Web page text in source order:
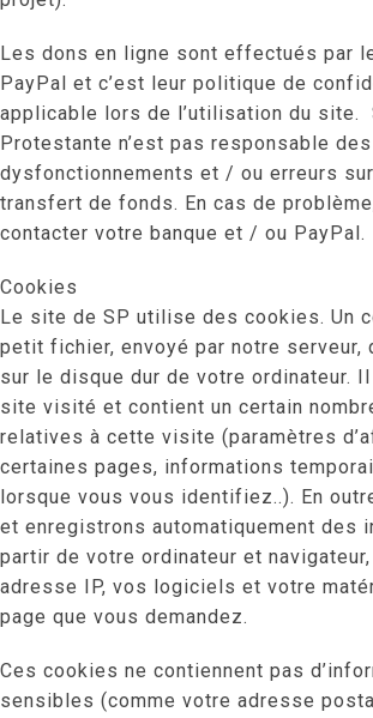
Les dons en ligne sont effectués par
PayPal et c’est leur politique de
applicable lors de l’utilisation du site.
Protestante n’est pas responsable des
dysfonctionnements et / ou erreurs
transfert de fonds. En cas de
contacter votre banque et / ou PayPal.
Cookies
Le site de SP utilise des cookies. Un
petit fichier, envoyé par notre serveur,
sur le disque dur de votre ordinateur.
site visité et contient un certain
relatives à cette visite (paramètres
certaines pages, informations
lorsque vous vous identifiez..). En
et enregistrons automatiquement des
partir de votre ordinateur et
adresse IP, vos logiciels et votre
page que vous demandez.
Ces cookies ne contiennent pas
sensibles (comme votre adresse